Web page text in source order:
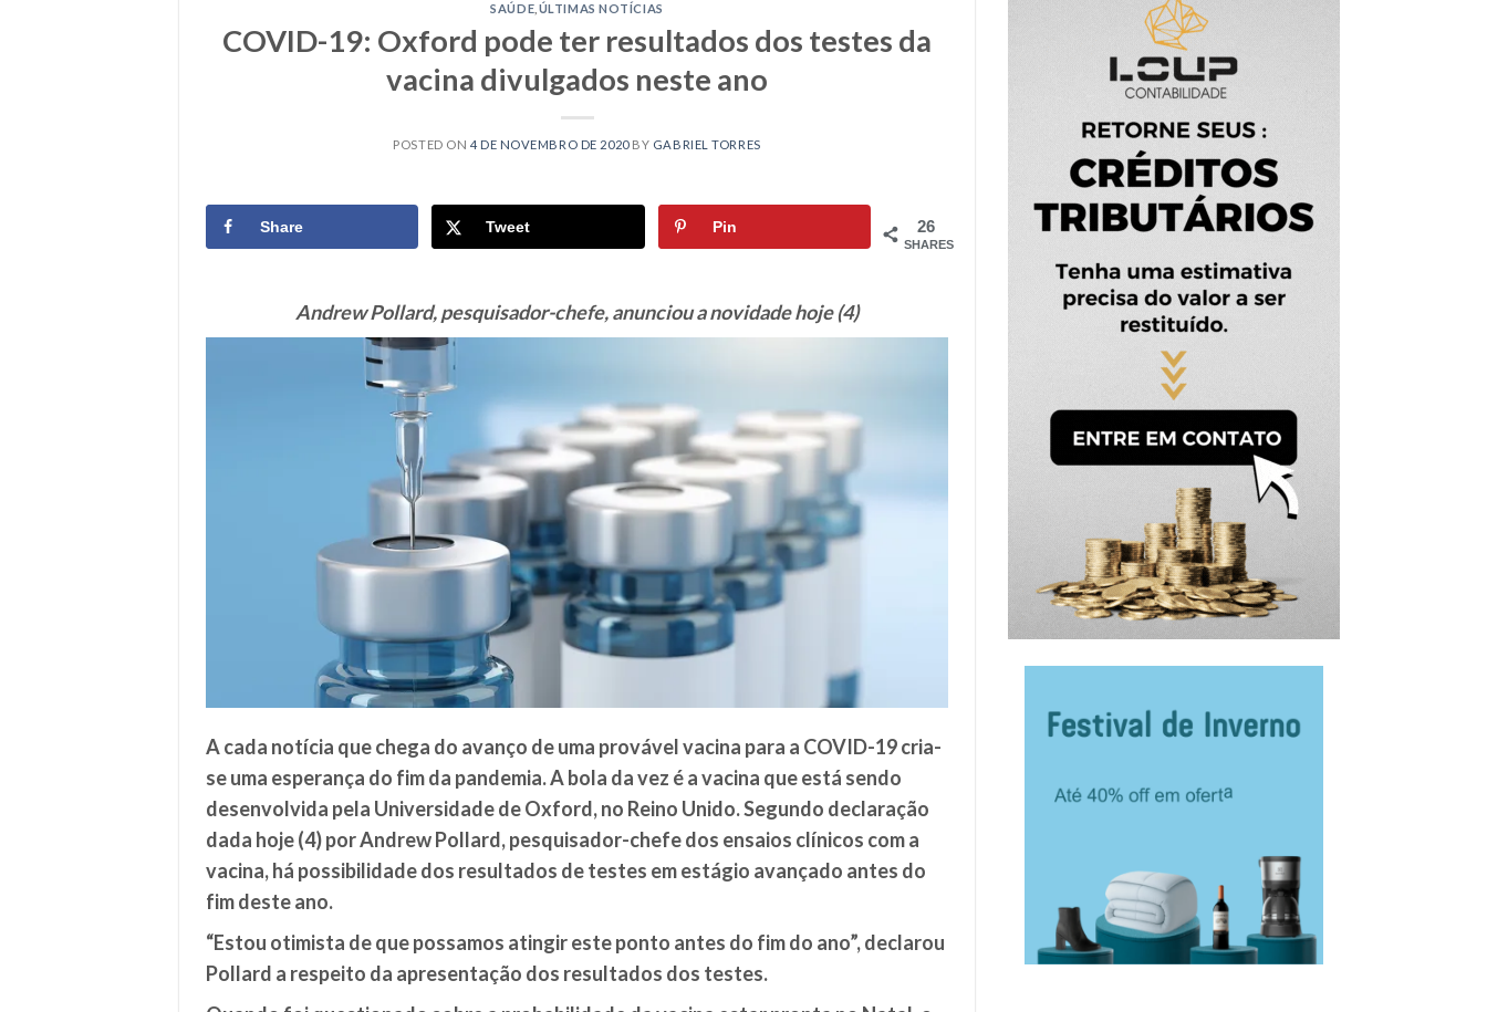
SAÚDE ÚLTIMAS NOTÍCIAS
COVID-19: Oxford pode ter resultados dos testes da
vacina divulgados neste ano
POSTED ON 4 DE NOVEMBRO DE 2020BY GABRIEL TORRES
26
SHARES
Share Tweet Pin
Andrew Pollard,pesquisador-chefe, anunciou a novidade hoje (4)
A cada notícia que chega do avanço de uma provável vacina para a COVID-19cria-
se uma esperança do fim da pandemia. A bola da vez é a vacina que está sendo
desenvolvida pela Universidade de Oxford, no Reino Unido. Segundo declaração
dada hoje (4) porAndrew Pollard, pesquisador-chefe dos ensaios clínicos com a
vacina, há possibilidade dos resultados de testes em estágio avançado antes do
fim deste ano.
“Estou otimista de que possamos atingir este ponto antes do fim do ano”, declarou
Pollard a respeito da apresentação dos resultados dos testes.